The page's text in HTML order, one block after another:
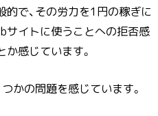
で、その労力を1円の稼ぎに
サイトに使うことへの拒否感
感じています。
かの問題を感じています。